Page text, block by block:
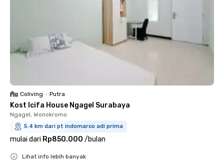
Coliving • Putra
Kost Icifa House Ngagel Surabaya
Ngagel, Wonokromo
5.4 km dari pt indomarco adi prima
mulai dari Rp850.000 /bulan
Lihat info lebih banyak